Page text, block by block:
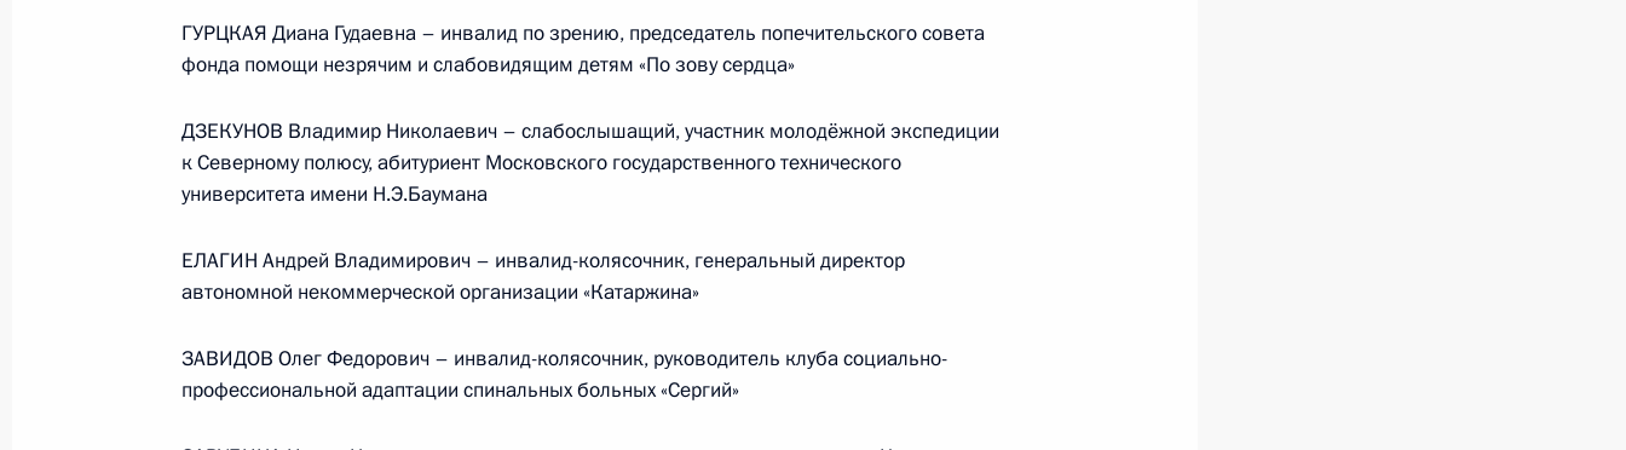
Президент России
Телефонный разговор
Телефонный разговор с командиром
ГУРЦКАЯ Диана Гудаевна – инвалид по зрению, председатель попечительского совета
фонда помощи незрячим и слабовидящим детям «По зову сердца»
ДЗЕКУНОВ Владимир Николаевич – слабослышащий, участник молодёжной экспедиции
к Северному полюсу, абитуриент Московского государственного технического
университета имени Н.Э.Баумана
ЕЛАГИН Андрей Владимирович – инвалид-колясочник, генеральный директор
автономной некоммерческой организации «Катаржина»
ЗАВИДОВ Олег Федорович – инвалид-колясочник, руководитель клуба социально-
профессиональной адаптации спинальных больных «Сергий»